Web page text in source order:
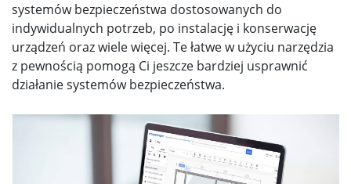
systemów bezpieczeństwa dostosowanych do
indywidualnych potrzeb, po instalację i konserwację
urządzeń oraz wiele więcej. Te łatwe w użyciu narzędzia
z pewnością pomogą Ci jeszcze bardziej usprawnić
działanie systemów bezpieczeństwa.